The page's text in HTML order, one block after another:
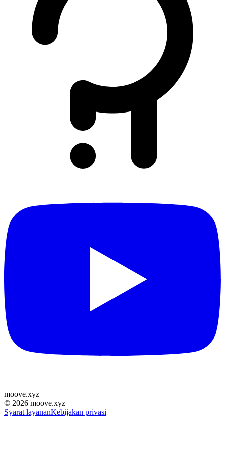
moove.xyz
© 2026 moove.xyz
Syarat layananKebijakan privasi